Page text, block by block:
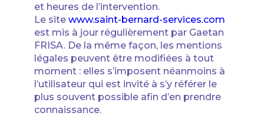
et heures de l’intervention.
Le site www.saint-bernard-services.com
est mis à jour régulièrement par Gaetan
FRISA. De la même façon, les mentions
légales peuvent être modifiées à tout
moment : elles s’imposent néanmoins à
l’utilisateur qui est invité à s’y référer le
plus souvent possible afin d’en prendre
connaissance.